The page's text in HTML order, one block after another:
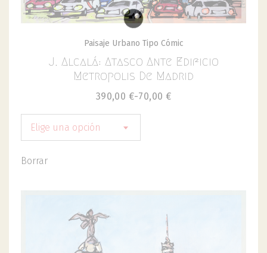
Paisaje Urbano Tipo Cómic
J. Alcalá: Atasco Ante Edificio
Metropolis De Madrid
70,00 €
-
390,00 €
Elige una opción
Borrar